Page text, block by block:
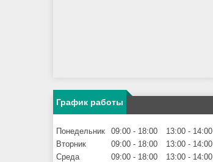
График работы
Понедельник 09:00 18:00 13:00
14:00
Вторник
09:00 18:00 13:00
14:00
Среда
09:00 18:00 13:00
14:00